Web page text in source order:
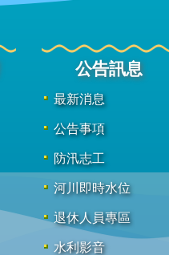
公告訊息
最新消息
公告事項
防汛志工
河川即時水位
退休人員專區
水利影音